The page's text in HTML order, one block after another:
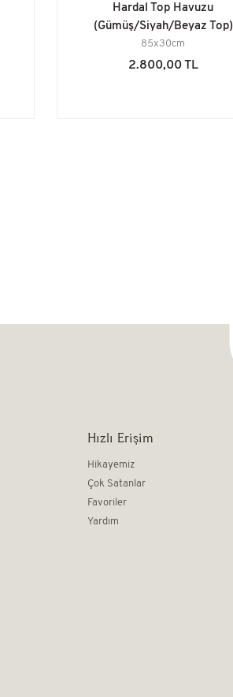
Hardal Top Havuzu
(Gümüş/Siyah/Beyaz Top)
85x30cm
2.800,00 TL
Hızlı Erişim
Hikayemiz
Çok Satanlar
Favoriler
Yardım